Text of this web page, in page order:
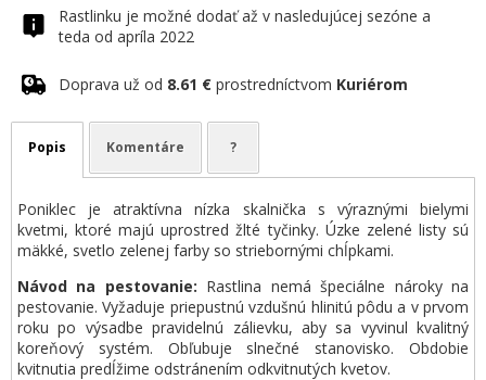
Rastlinku je možné dodať až v nasledujúcej sezóne a
teda od apríla 2022
Doprava už od 8.61 € prostredníctvom Kuriérom
Popis Komentáre ?
Poniklec je atraktívna nízka skalnička s výraznými bielymi
kvetmi, ktoré majú uprostred žlté tyčinky. Úzke zelené listy sú
mäkké, svetlo zelenej farby so striebornými chĺpkami.
Návod na pestovanie: Rastlina nemá špeciálne nároky na
pestovanie. Vyžaduje priepustnú vzdušnú hlinitú pôdu a v prvom
roku po výsadbe pravidelnú zálievku, aby sa vyvinul kvalitný
koreňový systém. Obľubuje slnečné stanovisko. Obdobie
kvitnutia predĺžime odstránením odkvitnutých kvetov.